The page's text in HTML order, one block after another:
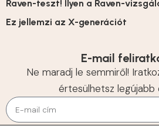
Raven-teszt! Ilyen a Raven-
Ez jellemzi az X-generációt
E-mail
Ne maradj le semmiről!
értesülhetsz legújabb